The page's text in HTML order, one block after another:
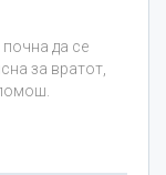
да се
за вратот,